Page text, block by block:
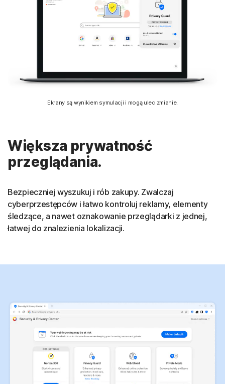
Ekrany są wynikiem symulacji i mogą ulec zmianie.
Większa prywatność
przeglądania.
Bezpieczniej wyszukuj i rób zakupy. Zwalczaj
cyberprzestępców i łatwo kontroluj reklamy, elementy
śledzące, a nawet oznakowanie przeglądarki z jednej,
łatwej do znalezienia lokalizacji.